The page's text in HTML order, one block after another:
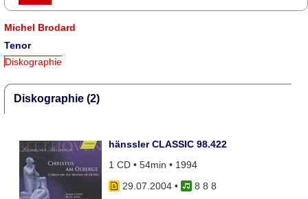
Michel Brodard
Tenor
Diskographie
Diskographie (2)
hänssler CLASSIC 98.422
1 CD • 54min • 1994
29.07.2004•
8 8 8